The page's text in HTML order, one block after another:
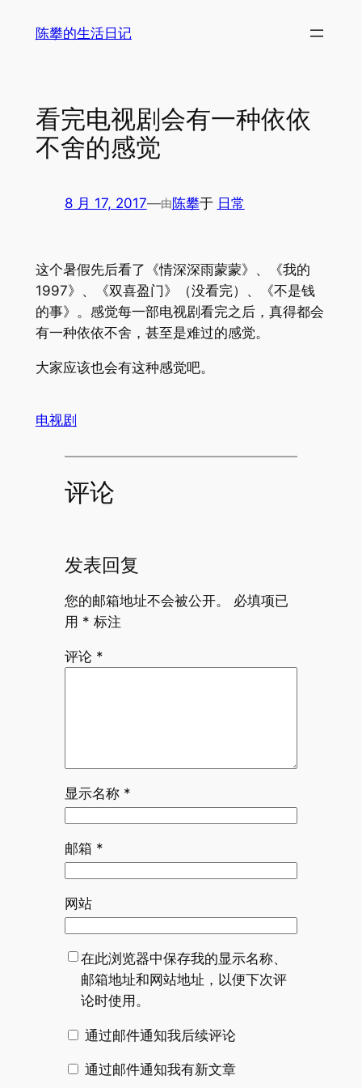
陈攀的生活日记
看完电视剧会有一种依依
不舍的感觉
8 月 17, 2017—由陈攀于 日常
这个暑假先后看了《情深深雨蒙蒙》、《我的
1997》、《双喜盈门》（没看完）、《不是钱
的事》。感觉每一部电视剧看完之后，真得都会
有一种依依不舍，甚至是难过的感觉。
大家应该也会有这种感觉吧。
电视剧
评论
发表回复
您的邮箱地址不会被公开。
必填项已
用 * 标注
评论 *
显示名称 *
邮箱 *
网站
在此浏览器中保存我的显示名称、
邮箱地址和网站地址，以便下次评
论时使用。
通过邮件通知我后续评论
通过邮件通知我有新文章